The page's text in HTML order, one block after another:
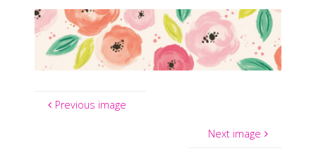
Previous image
Next image